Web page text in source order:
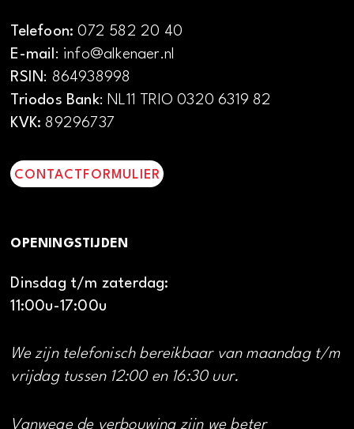
Telefoon:072 582 20 40
E-mail: info@alkenaer.nl
RSIN: 864938998
Triodos Bank: NL11 TRIO 0320 6319 82
KVK: 89296737
CONTACTFORMULIER
OPENINGSTIJDEN
Dinsdag t/m zaterdag:
11:00u-17:00u
We zijn telefonisch bereikbaar van maandag t/m
vrijdag tussen 12:00 en 16:30 uur.
Vanwege de verbouwing zijn we beter